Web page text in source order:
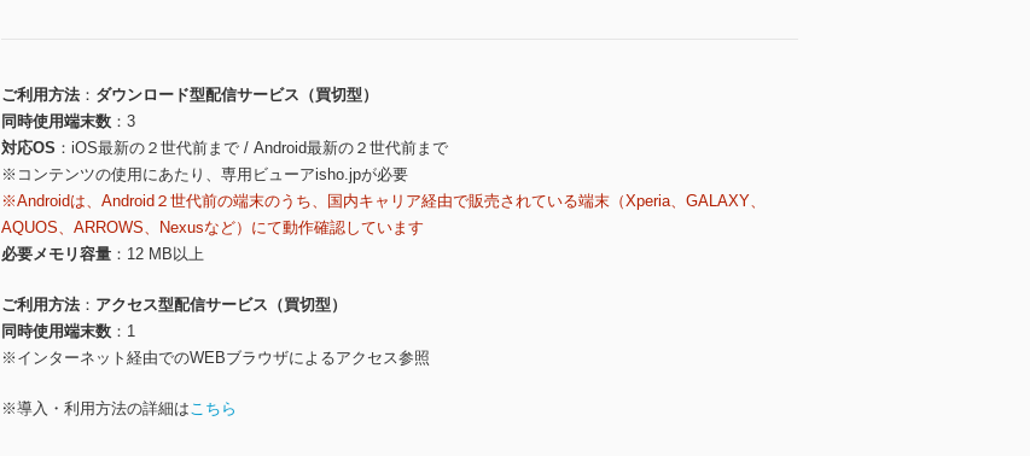
ご利用方法
ダウンロード型配信サービス（買切型）
同時使用端末数
3
対応OS
iOS最新の２世代前まで / Android最新の２世代前まで
※コンテンツの使用にあたり、専用ビューアisho.jpが必要
※Androidは、Android２世代前の端末のうち、国内キャリア経由で販売されている端末（Xperia、GALAXY、
AQUOS、ARROWS、Nexusなど）にて動作確認しています
必要メモリ容量
12 MB以上
ご利用方法
アクセス型配信サービス（買切型）
同時使用端末数
1
※インターネット経由でのWEBブラウザによるアクセス参照
※導入・利用方法の詳細はこちら